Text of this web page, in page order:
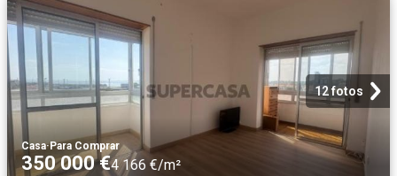
12 fotos
Casa·Para Comprar
350 000 €4 166 €/m²